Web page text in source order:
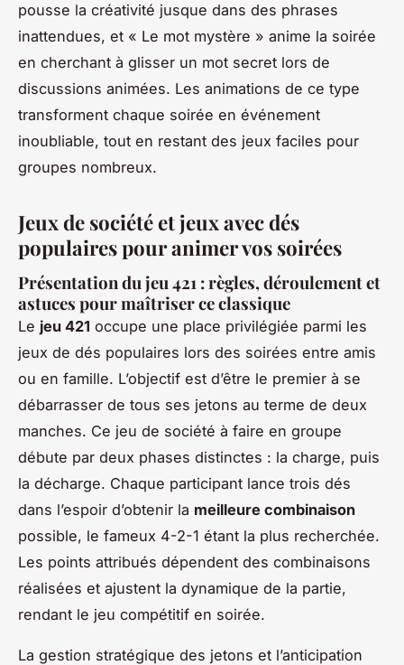
pousse la créativité jusque dans des phrases
inattendues, et « Le mot mystère » anime la soirée
en cherchant à glisser un mot secret lors de
discussions animées. Les animations de ce type
transforment chaque soirée en événement
inoubliable, tout en restant des jeux faciles pour
groupes nombreux.
Jeux de société et jeux avec dés
populaires pour animer vos soirées
Présentation du jeu 421 : règles, déroulement et
astuces pour maîtriser ce classique
Le jeu 421 occupe une place privilégiée parmi les
jeux de dés populaires lors des soirées entre amis
ou en famille. L’objectif est d’être le premier à se
débarrasser de tous ses jetons au terme de deux
manches. Ce jeu de société à faire en groupe
débute par deux phases distinctes : la charge, puis
la décharge. Chaque participant lance trois dés
dans l’espoir d’obtenir la meilleure combinaison
possible, le fameux 4-2-1 étant la plus recherchée.
Les points attribués dépendent des combinaisons
réalisées et ajustent la dynamique de la partie,
rendant le jeu compétitif en soirée.
La gestion stratégique des jetons et l’anticipation